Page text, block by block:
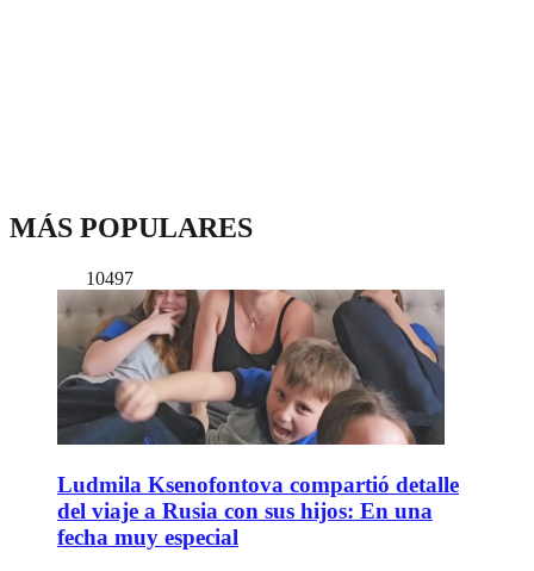
MÁS POPULARES
10497
Ludmila Ksenofontova compartió detalle
del viaje a Rusia con sus hijos: En una
fecha muy especial